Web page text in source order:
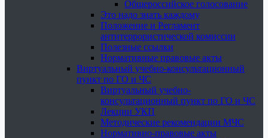
Общероссийское голосование
Это надо знать каждому
Положение и Регламент
антитеррористической комиссии
Полезные ссылки
Нормативные правовые акты
Виртуальный учебно-консультационный
пункт по ГО и ЧС
Виртуальный учебно-
консультационный пункт по ГО и ЧС
Лекции УКП
Методические рекомендации МЧС
Нормативно-правовые акты